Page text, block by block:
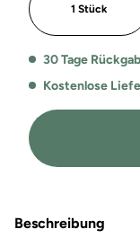
Bear
Bear
1 Stück
30 Tage
Kostenlose
Beschreibung